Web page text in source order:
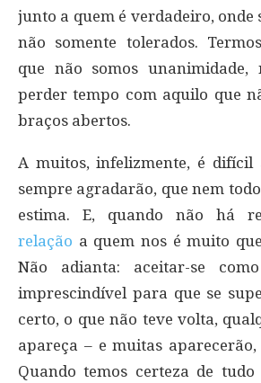
junto a quem é verdadeiro, onde
não somente tolerados.
que não somos unanimidade,
perder tempo com aquilo que
braços abertos.
A muitos, infelizmente, é difícil
sempre agradarão, que nem
estima. E, quando não há
relação a quem nos é muito
Não adianta: aceitar-se
imprescindível para que se
certo, o que não teve volta,
apareça – e muitas
Quando temos certeza de